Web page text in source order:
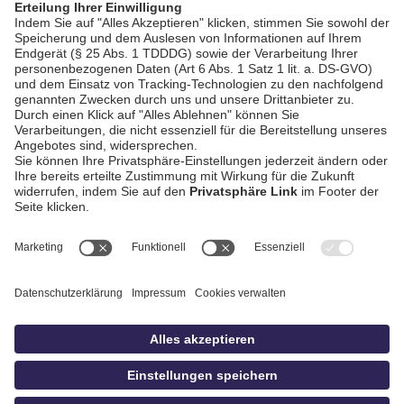
AGB / Gewinnspiele
Datenschutz
Impressum
idowa.de
Privatsphäre